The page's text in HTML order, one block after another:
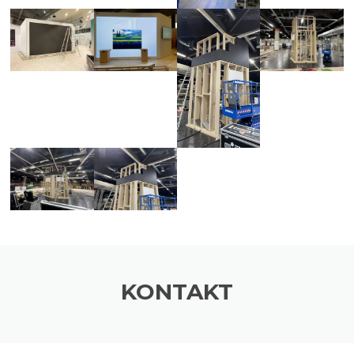
KONTAKT